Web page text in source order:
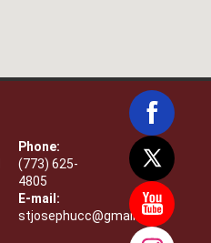
Phone:
(773) 625-
4805
E-mail:
stjosephucc@gmail.com